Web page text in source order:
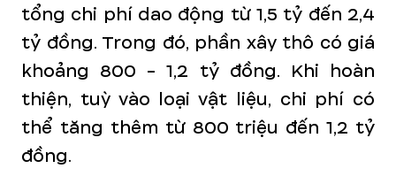
tổng chi phí dao động từ 1,5 tỷ đến 2,4
tỷ đồng. Trong đó, phần xây thô có giá
khoảng 800 - 1,2 tỷ đồng. Khi hoàn
thiện, tuỳ vào loại vật liệu, chi phí có
thể tăng thêm từ 800 triệu đến 1,2 tỷ
đồng.